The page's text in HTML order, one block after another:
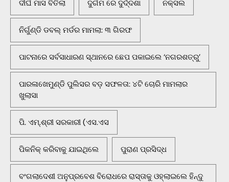
ଦୀର୍ଘ ମାସ ବିତିଲା ଦୁର୍ଗମ ରେ ଦୁର୍ଦ୍ଦଶା ନକ୍ସଲ
ନିର୍ଗୁଣ୍ଡି ଡବଲ୍ ମର୍ଡର ମାମଲା: ୩ ଗିରଫ
ପାଟନାରେ ସର୍ବସାଧାରଣ ସ୍ଥାନରେ ଛେପ ପକାଇଲେ ‘ନଗରଶତ୍ରୁ’
ପାରଳାଖେମୁଣ୍ଡି ପୁଲିସର ବଡ଼ ସଫଳତା: ୪ଟି ଚୋରି ମାମଲାର
ଖୁଲାସା
ପି. ଏମ୍.ଶ୍ରୀ ସରକାରୀ (ଏସ.ଏସ
ପିକନିକ୍‌ କରିବାକୁ ଯାଇଥିଲେ ପୁରାଣ ପ୍ରସିଦ୍ଧ
ବଂଗଲାଦେଶୀ ଅନୁପ୍ରବେଶ ବିରୋଧରେ ରାସ୍ତାକୁ ଓହ୍ଲାଇଲେ ହିନ୍ଦୁ